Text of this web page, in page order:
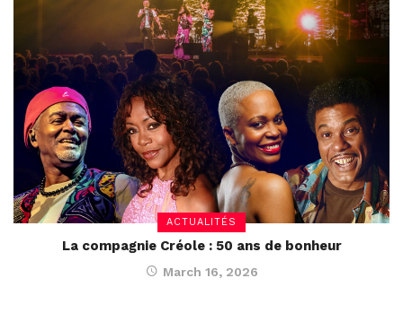
ACTUALITÉS
La compagnie Créole : 50 ans de bonheur
March 16, 2026